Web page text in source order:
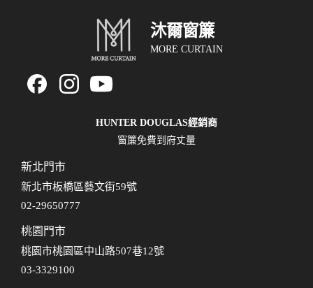
沐爾窗簾
MORE CURTAIN
HUNTER DOUGLAS經銷商
窗簾免費到府丈量
新北門市
新北市板橋區藝文街59號
02-29650777
桃園門市
桃園市桃園區中山路507巷12號
03-3329100